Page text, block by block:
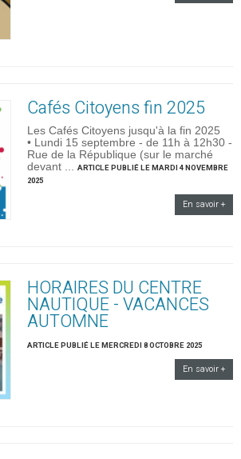
Cafés Citoyens fin 2025
Les Cafés Citoyens jusqu'à la fin 2025
• Lundi 15 septembre - de 11h à 12h30 -
Rue de la République (sur le marché
devant ... ARTICLE PUBLIÉ LE MARDI 4 NOVEMBRE
2025
En savoir +
HORAIRES DU CENTRE
NAUTIQUE - VACANCES
AUTOMNE
ARTICLE PUBLIÉ LE MERCREDI 8 OCTOBRE 2025
En savoir +